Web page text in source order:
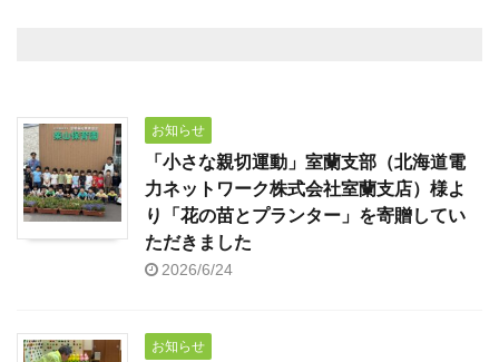
お知らせ
「小さな親切運動」室蘭支部（北海道電
力ネットワーク株式会社室蘭支店）様よ
り「花の苗とプランター」を寄贈してい
ただきました
2026/6/24
お知らせ